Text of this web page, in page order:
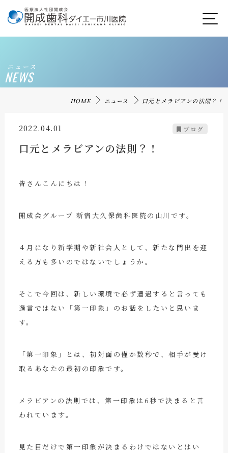
ニュース
NEWS
HOME ニュース 口元とメラビアンの法則？！
2022.04.01 ブログ
口元とメラビアンの法則？！
皆さんこんにちは！
開成会グループ 新宿大久保歯科医院の山川です。
４月になり新学期や新社会人として、新たな門出を迎
える方も多いのではないでしょうか。
そこで今回は、新しい環境で必ず遭遇すると言っても
過言ではない「第一印象」のお話をしたいと思いま
す。
「第一印象」とは、初対面の僅か数秒で、相手が受け
取るあなたの最初の印象です。
メラビアンの法則では、第一印象は6秒で決まると言
われています。
見た目だけで第一印象が決まるわけではないとはい